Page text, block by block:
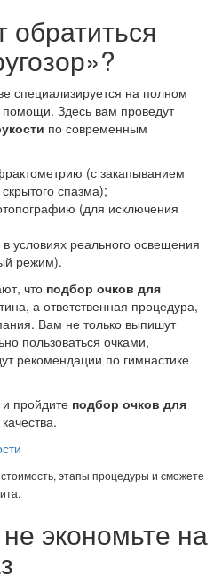
обратиться
специализируется на полном
Здесь вам проведут
по современным
(с закапыванием
спазма);
(для исключения
условиях реального освещения
режим).
что подбор очков для
а ответственная процедура,
Вам не только выпишут
пользоваться очками,
рекомендации по гимнастике
пройдите подбор очков для
этапы процедуры и сможете
экономьте на